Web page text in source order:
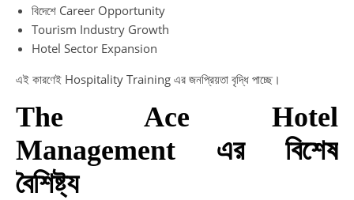
বিদেশে Career Opportunity
Tourism Industry Growth
Hotel Sector Expansion
এই কারণেই Hospitality Training এর জনপ্রিয়তা বৃদ্ধি পাচ্ছে।
The Ace Hotel
Management এর বিশেষ
বৈশিষ্ট্য